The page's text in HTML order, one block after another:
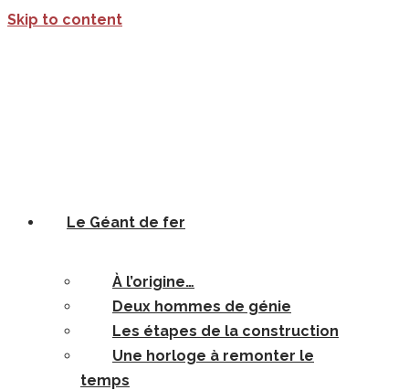
Skip to content
Le Géant de fer
À l’origine…
Deux hommes de génie
Les étapes de la construction
Une horloge à remonter le
temps